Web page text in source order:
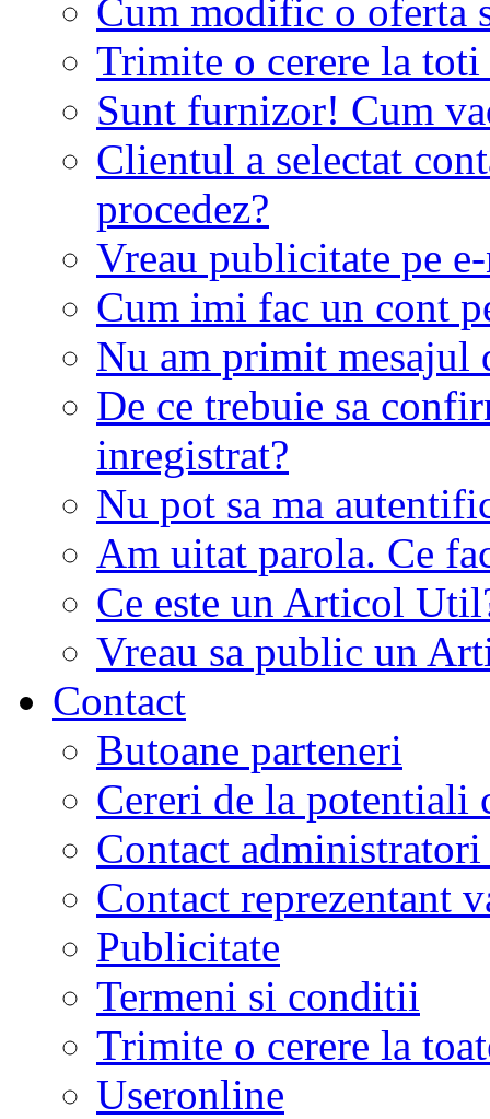
Cum modific o oferta
Trimite o cerere la
Sunt furnizor! Cum
Clientul a selectat
procedez?
Vreau publicitate pe
Cum imi fac un cont
Nu am primit mesajul
De ce trebuie sa
inregistrat?
Nu pot sa ma
Am uitat parola. Ce
Ce este un Articol
Vreau sa public un
Contact
Butoane parteneri
Cereri de la potentiali
Contact
Contact reprezentant
Publicitate
Termeni si conditii
Trimite o cerere la
Useronline